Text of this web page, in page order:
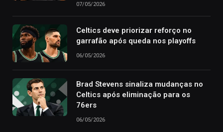
07/05/2026
Celtics deve priorizar reforço no
garrafão após queda nos playoffs
06/05/2026
Brad Stevens sinaliza mudanças no
Celtics após eliminação para os
76ers
06/05/2026